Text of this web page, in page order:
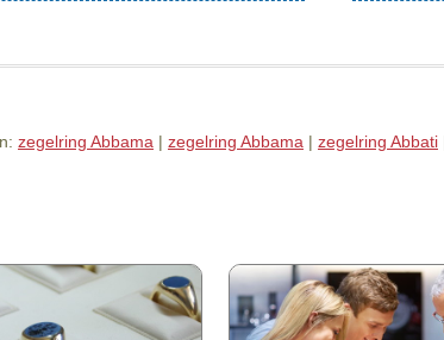
zegelring Abbama | zegelring Abbama | zegelring Abbati